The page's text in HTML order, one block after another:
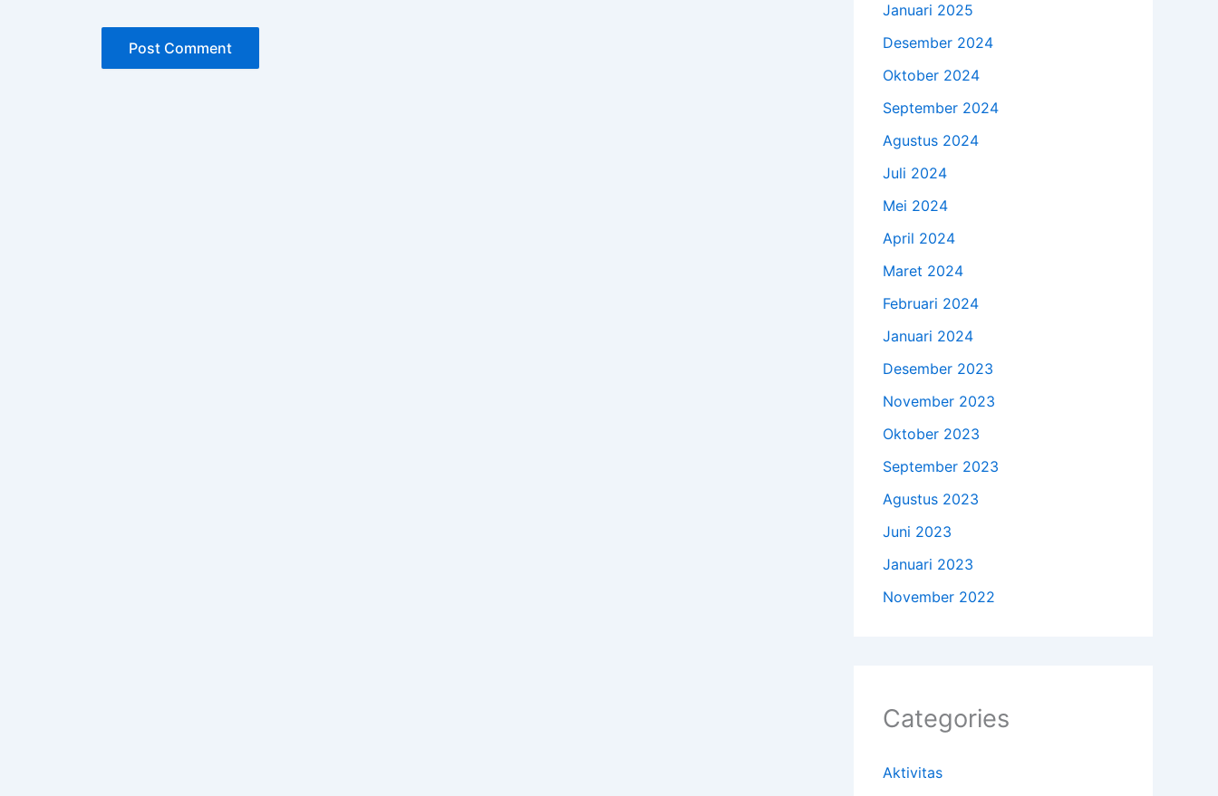
Januari 2025
Desember 2024
Oktober 2024
September 2024
Agustus 2024
Juli 2024
Mei 2024
April 2024
Maret 2024
Februari 2024
Januari 2024
Desember 2023
November 2023
Oktober 2023
September 2023
Agustus 2023
Juni 2023
Januari 2023
November 2022
Categories
Aktivitas